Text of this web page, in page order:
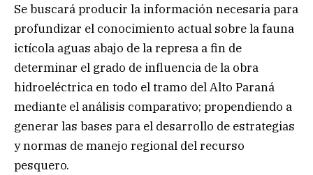
Se buscará producir la información necesaria para
profundizar el conocimiento actual sobre la fauna
ictícola aguas abajo de la represa a fin de
determinar el grado de influencia de la obra
hidroeléctrica en todo el tramo del Alto Paraná
mediante el análisis comparativo; propendiendo a
generar las bases para el desarrollo de estrategias
y normas de manejo regional del recurso
pesquero.